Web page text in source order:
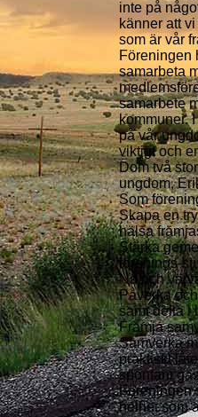
inte på
känner att
som är vår
Föreningen
samarbeta
samarbete
kommuner.
på vår
viktigt och
Dom två
ungdom,
Som
Skapa en
hälsa
Stärka
förenings-
Nå och
Påverka
samt delta i
Främja
Samverka
praktiskt
spontant
Föreningen
helhet som